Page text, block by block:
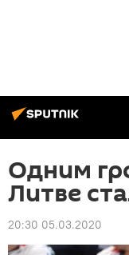
Одним
Литве
20:30 05.03.2020